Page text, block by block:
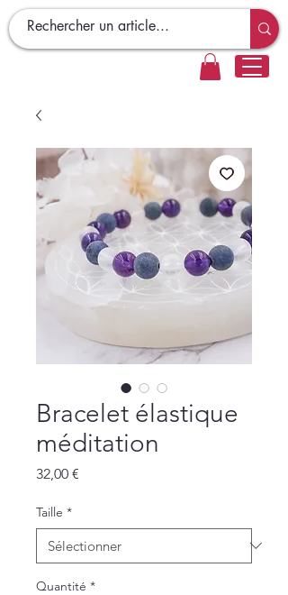
Bracelet élastique
méditation
32,00 €
Taille *
Quantité *